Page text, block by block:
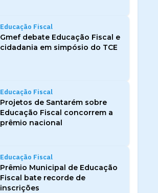
Educação Fiscal
Gmef debate Educação Fiscal e
cidadania em simpósio do TCE
Educação Fiscal
Projetos de Santarém sobre
Educação Fiscal concorrem a
prêmio nacional
Educação Fiscal
Prêmio Municipal de Educação
Fiscal bate recorde de
inscrições